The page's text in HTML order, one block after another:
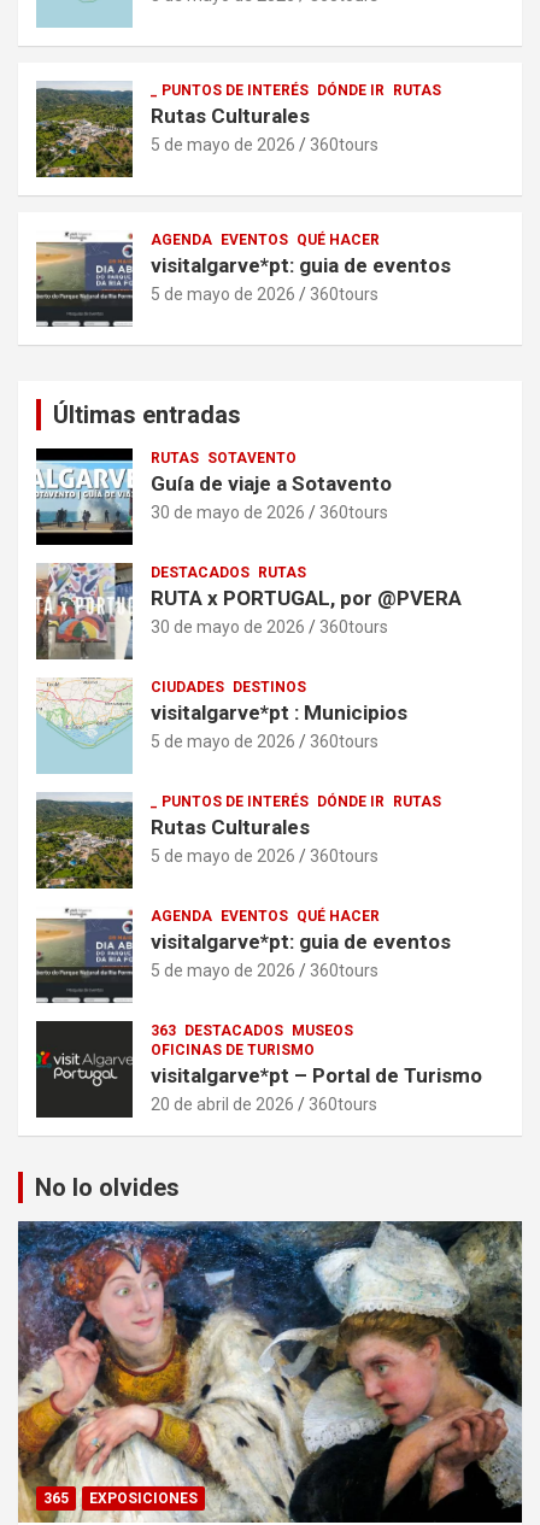
_ PUNTOS DE INTERÉS DÓNDE IR RUTAS
Rutas Culturales
5 de mayo de 2026 360tours
AGENDA EVENTOS QUÉ HACER
visitalgarve*pt: guia de eventos
5 de mayo de 2026 360tours
Últimas entradas
RUTAS SOTAVENTO
Guía de viaje a Sotavento
30 de mayo de 2026 360tours
DESTACADOS RUTAS
RUTA x PORTUGAL, por @PVERA
30 de mayo de 2026 360tours
CIUDADES DESTINOS
visitalgarve*pt : Municipios
5 de mayo de 2026 360tours
_ PUNTOS DE INTERÉS DÓNDE IR RUTAS
Rutas Culturales
5 de mayo de 2026 360tours
AGENDA EVENTOS QUÉ HACER
visitalgarve*pt: guia de eventos
5 de mayo de 2026 360tours
363 DESTACADOS MUSEOS
OFICINAS DE TURISMO
visitalgarve*pt – Portal de Turismo
20 de abril de 2026 360tours
No lo olvides
365 EXPOSICIONES